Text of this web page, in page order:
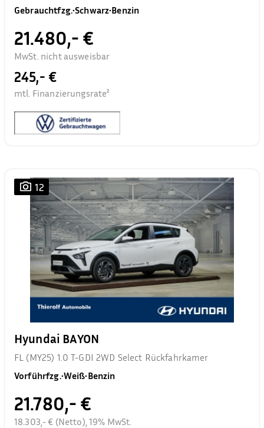
Gebrauchtfzg.•Schwarz•Benzin
21.480,- €
MwSt. nicht ausweisbar
245,- €
mtl. Finanzierungsrate²
12
Hyundai BAYON
FL (MY25) 1.0 T-GDI 2WD Select Rückfahrkamer
Vorführfzg.•Weiß•Benzin
21.780,- €
18.303,- € (Netto), 19% MwSt.